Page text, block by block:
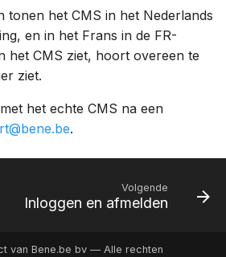
tonen het CMS in het Nederlands
en in het Frans in de FR-
het CMS ziet, hoort overeen te
ziet.
het echte CMS na een
.
Volgende
Inloggen en afmelden
van Bene.be bv — Alle rechten